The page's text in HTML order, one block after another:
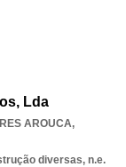
Lda
AROUCA,
diversas, n.e.